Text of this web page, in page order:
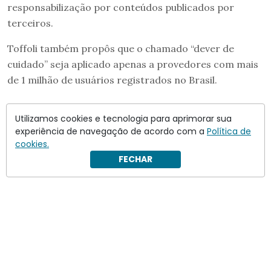
responsabilização por conteúdos publicados por
terceiros.
Toffoli também propôs que o chamado “dever de
cuidado” seja aplicado apenas a provedores com mais
de 1 milhão de usuários registrados no Brasil.
Utilizamos cookies e tecnologia para aprimorar sua
experiência de navegação de acordo com a Política de
cookies.
FECHAR